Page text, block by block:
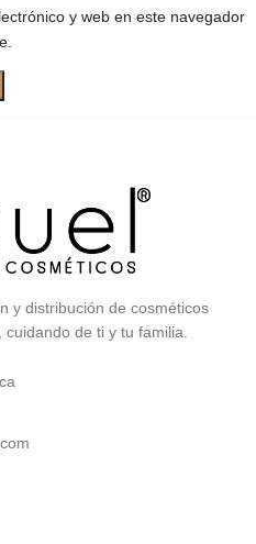
y web en este navegador
y distribución de cosméticos
de ti y tu familia.